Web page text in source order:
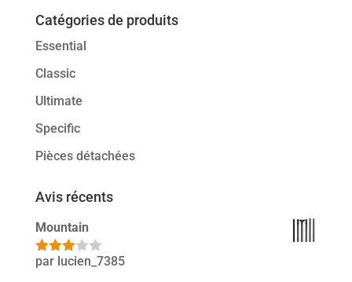
Catégories de produits
Essential
Classic
Ultimate
Specific
Pièces détachées
Avis récents
Mountain
Note3
par lucien_7385